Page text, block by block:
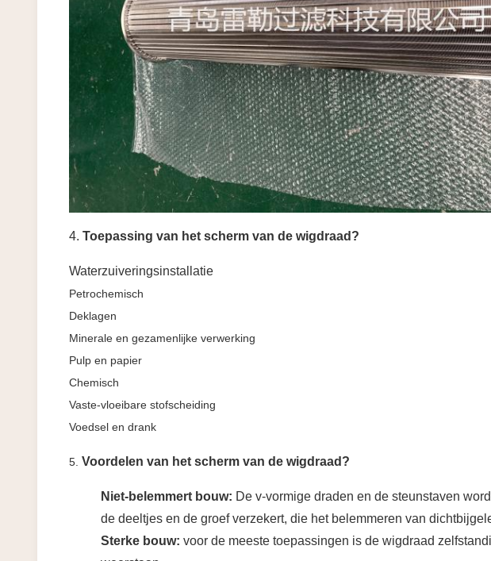
4. Toepassing van het scherm van de wigdraad?
Waterzuiveringsinstallatie
Petrochemisch
Deklagen
Minerale en gezamenlijke verwerking
Pulp en papier
Chemisch
Vaste-vloeibare stofscheiding
Voedsel en drank
5. Voordelen van het scherm van de wigdraad?
Niet-belemmert bouw: De v-vormige draden en de steunstaven
de deeltjes en de groef verzekert, die het belemmeren van
Sterke bouw: voor de meeste toepassingen is de wigdraad